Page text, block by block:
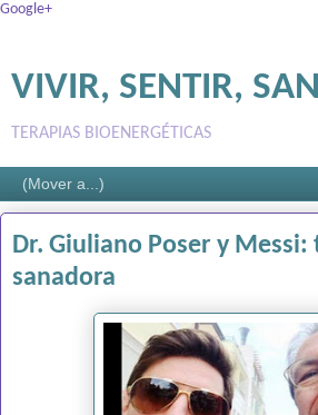
Google+
VIVIR, SENTIR,
TERAPIAS BIOENERGÉTICAS
Dr. Giuliano Poser y Messi:
sanadora